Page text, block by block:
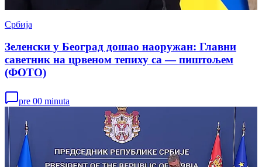
Србија
Зеленски у Београд дошао наоружан: Главни
саветник на црвеном тепиху са — пиштољем
(ФОТО)
pre 00 minuta